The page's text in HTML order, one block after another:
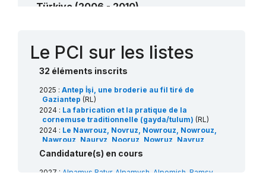
Türkiye (2006 - 2010)
Contact
Le PCI sur les listes
32 éléments inscrits
2025 : Antep İşi, une broderie au fil tiré de
Gaziantep (RL)
2024 : La fabrication et la pratique de la
cornemuse traditionnelle (gayda/tulum) (RL)
2024 : Le Nawrouz, Novruz, Nowrouz, Nowrouz,
Nawrouz, Nauryz, Nooruz, Nowruz, Navruz,
Nevruz, Nowruz, Navruz
L’Iftar/Eftari/Iftar/Iftor et ses traditions
socioculturelles(RL)
Candidature(s) en cours
2027 : Alpamys Batyr, Alpamysh, Alpomish, Bamsy